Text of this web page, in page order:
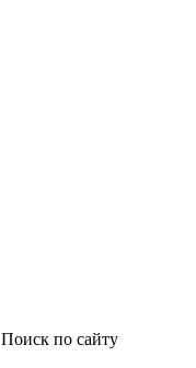
Поиск по сайту